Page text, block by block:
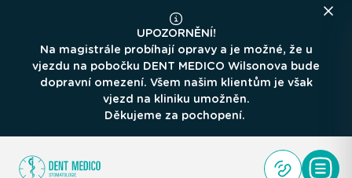
UPOZORNĚNÍ!
Na magistrále probíhají opravy a je možné, že u
vjezdu na pobočku DENT MEDICO Wilsonova bude
dopravní omezení. Všem našim klientům je však
vjezd na kliniku umožněn.
Děkujeme za pochopení.